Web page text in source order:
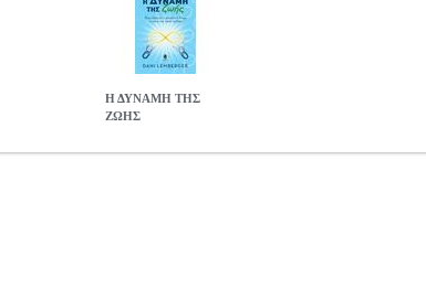
Η ΔΥΝΑΜΗ ΤΗΣ
ΖΩΗΣ